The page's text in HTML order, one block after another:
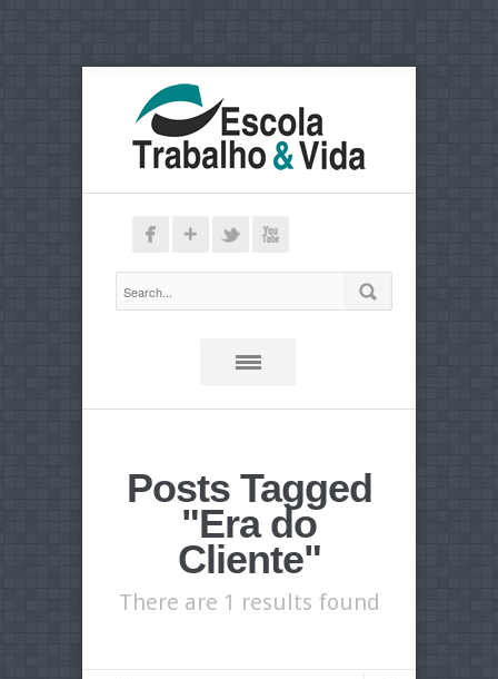
Posts Tagged
"Era do
Cliente"
There are 1 results found